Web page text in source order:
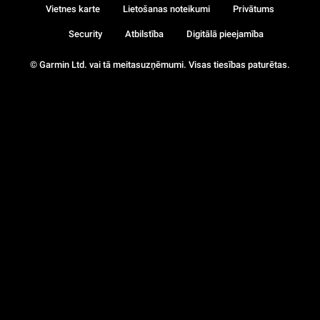
© Garmin Ltd. vai tā meitasuzņēmumi. Visas tiesības paturētas.
Vietnes karte Lietošanas noteikumi Privātums
Security Atbilstība Digitālā pieejamība